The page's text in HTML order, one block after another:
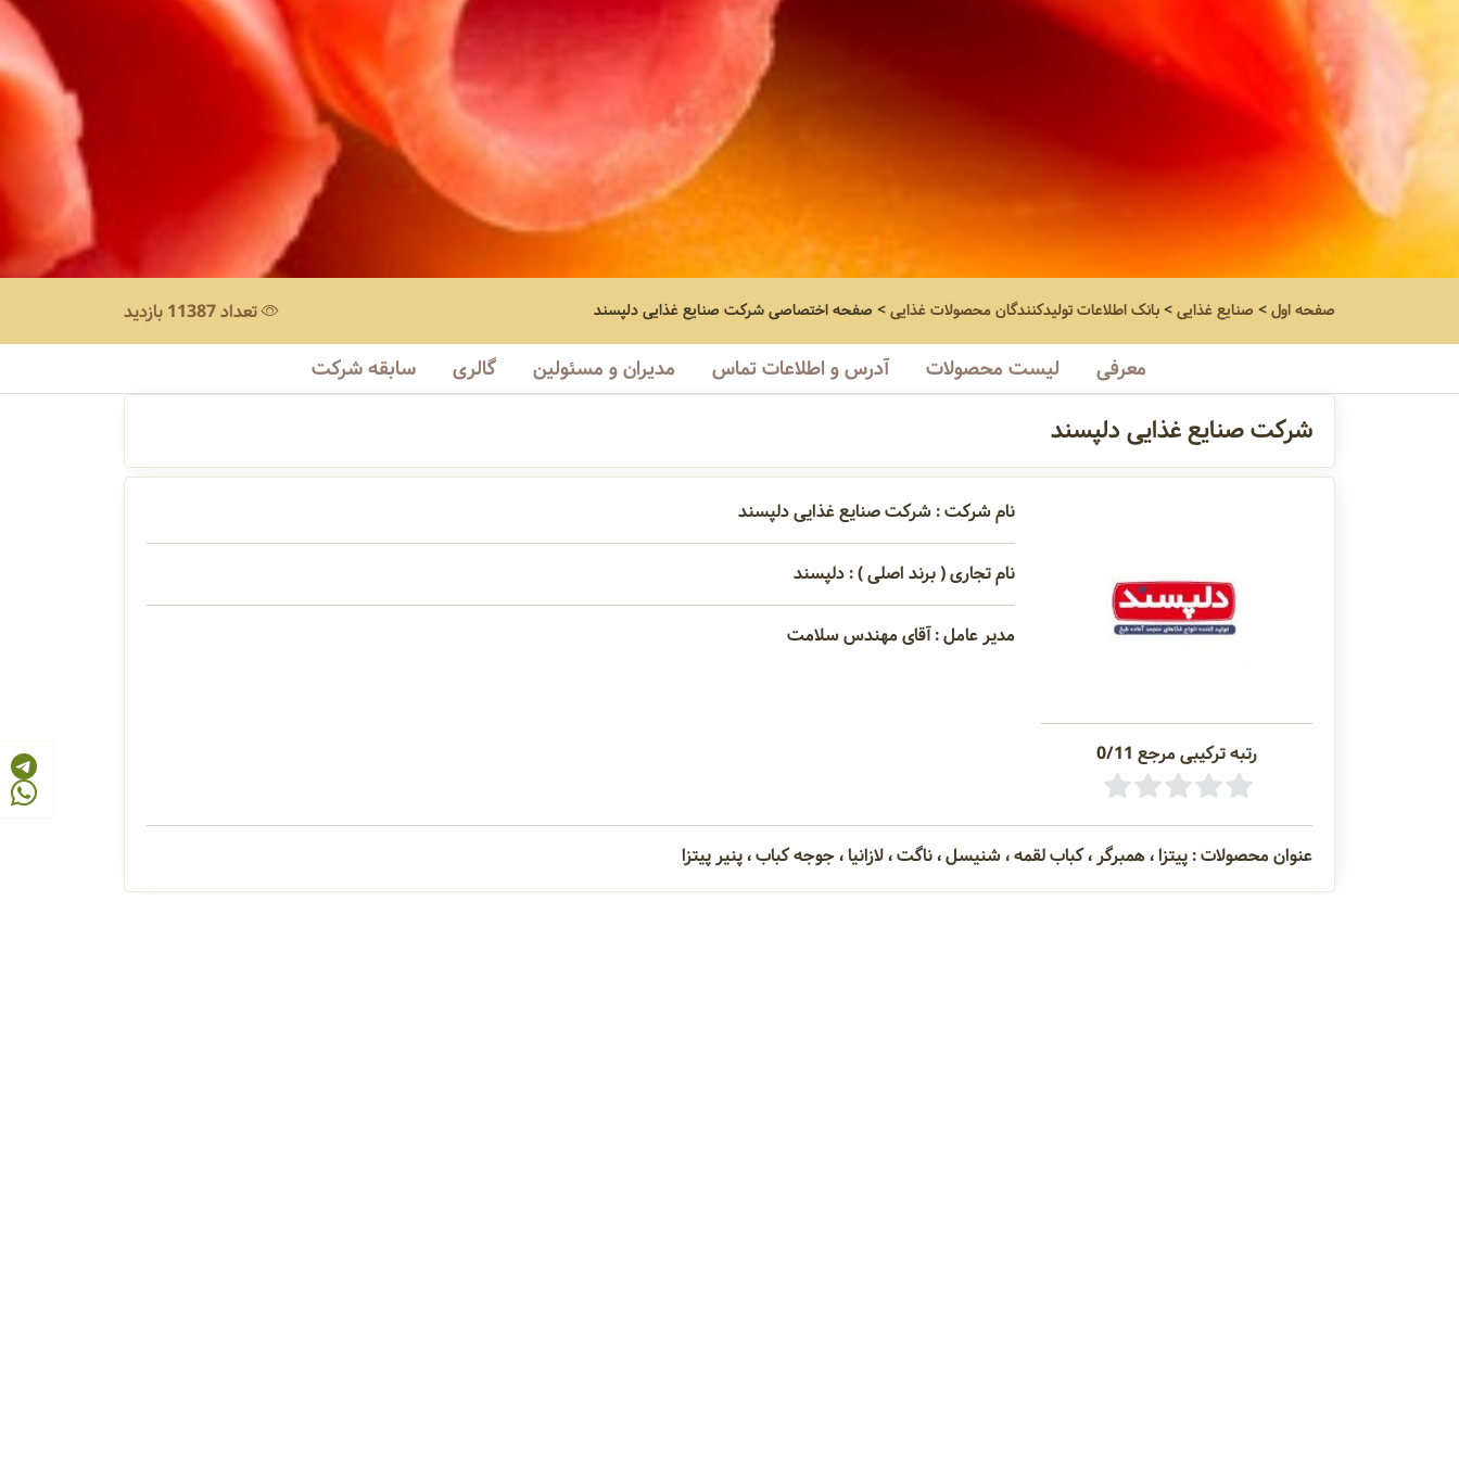
تعداد 11387 بازدید صفحه اول> صنایع غذایی>بانک اطلاعات تولیدکنندگان محصولات غذایی> صفحه اختصاصیشرکت صنایع غذایی دلپسند
معرفی لیست محصولات آدرس و اطلاعات تماس مدیران و مسئولین گالری سابقه شرکت
شرکت صنایع غذایی دلپسند
رتبه ترکیبی مرجع 0/11
نام شرکت : شرکت صنایع غذایی دلپسند
نام تجاری ( برند اصلی ) : دلپسند
مدیر عامل : آقای مهندس سلامت
عنوان محصولات : پیتزا ، همبرگر ، کباب لقمه ، شنیسل ، ناگت ، لازانیا ، جوجه کباب ، پنیر پیتزا